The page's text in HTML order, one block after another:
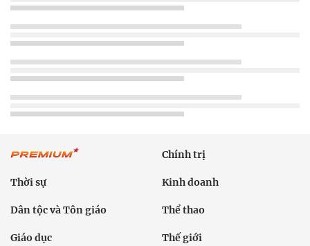
Chính trị
Thời sự Kinh doanh
Dân tộc và Tôn giáo Thể thao
Giáo dục Thế giới